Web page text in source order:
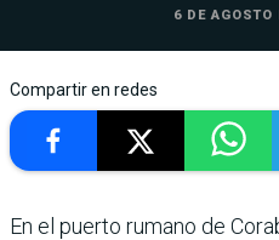
6 DE
Compartir en redes
En el puerto rumano de